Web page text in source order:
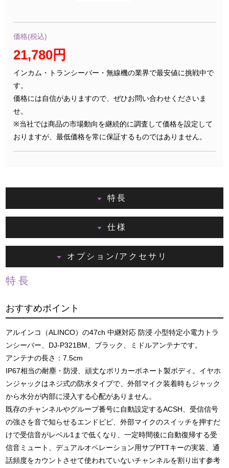
価格(税込)
21,780円
インカム・トランシーバー・無線機の業界で最安値に挑戦中で
す。
価格には自信がありますので、ぜひお問い合わせくださいま
せ。
※当社では商品の市場動向を継続的に調査して価格を設定して
おりますが、最低価格を常に保証するものではありません。
特長
仕様
オプション/アクセサリ
特長
おすすめポイント
アルインコ（ALINCO）の47ch 中継対応 防浸 小型特定小電力トラ
ンシーバー、DJ-P321BM、ブラック、ミドルアンテナです。
アンテナの長さ：7.5cm
IP67相当の耐塵・防浸、頑丈なポリカーボネート製ボディ。イヤホ
ンジャックはネジ式の防水タイプで、外部マイク装着時もジャック
から水分が内部に浸入する心配がありません。
既存のチャンネルやグループ番号に自動設定するACSH、受信信号
の強さを音で知らせるエンドピピ、外部マイクのスイッチを押すだ
けで受信音がレベル1まで低くなり、一定時間後に自動復帰する受
信音ミュート、デュアルオペレーション用サブPTTキーの実装、通
話頻度をカウントさせて使われていないチャンネルを割り出す参考